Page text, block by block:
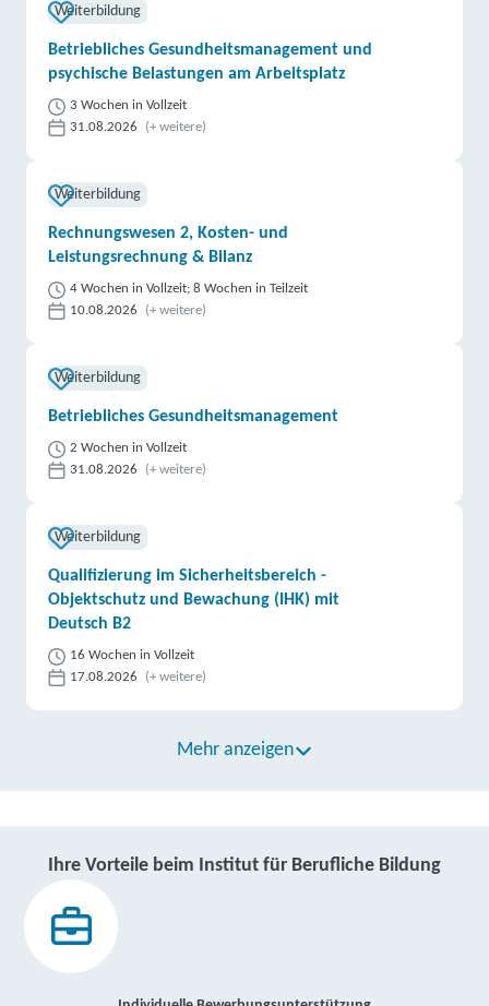
Weiterbildung
Betriebliches Gesundheitsmanagement und
psychische Belastungen am Arbeitsplatz
3 Wochen in Vollzeit
31.08.2026
(+ weitere)
Weiterbildung
Rechnungswesen 2, Kosten- und
Leistungsrechnung & Bilanz
4 Wochen in Vollzeit; 8 Wochen in Teilzeit
10.08.2026
(+ weitere)
Weiterbildung
Betriebliches Gesundheitsmanagement
2 Wochen in Vollzeit
31.08.2026
(+ weitere)
Weiterbildung
Qualifizierung im Sicherheitsbereich -
Objektschutz und Bewachung (IHK) mit
Deutsch B2
16 Wochen in Vollzeit
17.08.2026
(+ weitere)
Mehr anzeigen
Ihre Vorteile beim Institut für Berufliche Bildung